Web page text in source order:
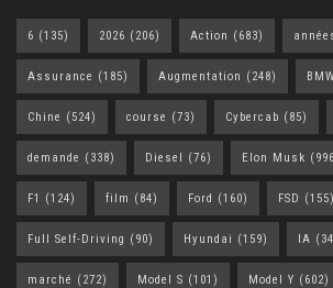
6 (135) 2026 (206) Action (683)
Assurance (185) Augmentation (248) BMW
Chine (524) course (73) Cybercab (85)
demande (338) Diesel (76) Elon Musk
F1 (124) film (84) Ford (160) FSD (155)
Full Self-Driving (90) Hyundai (159) IA
marché (272) Model S (101) Model Y (602)